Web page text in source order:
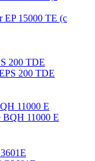
200 TDE
11000 E